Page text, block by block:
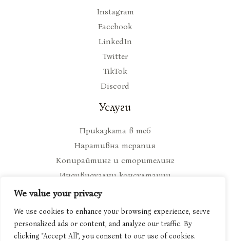
We value your privacy
We use cookies to enhance your browsing experience, serve
personalized ads or content, and analyze our traffic. By
clicking "Accept All", you consent to our use of cookies.
Instagram
Facebook
LinkedIn
Twitter
TikTok
Discord
Услуги
Приказката в теб
Наративна терапия
Копирайтинг и сторителинг
Индивидуални консултации
Copyright © ami-tola.com 2026